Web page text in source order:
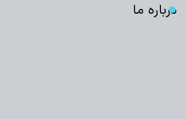
درباره ما